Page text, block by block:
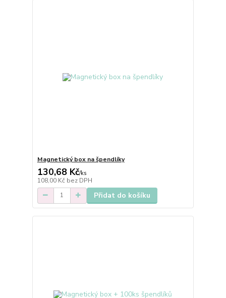
Magnetický box na špendlíky
130,68 Kč/ks
108,00 Kč bez DPH
Přidat do košíku